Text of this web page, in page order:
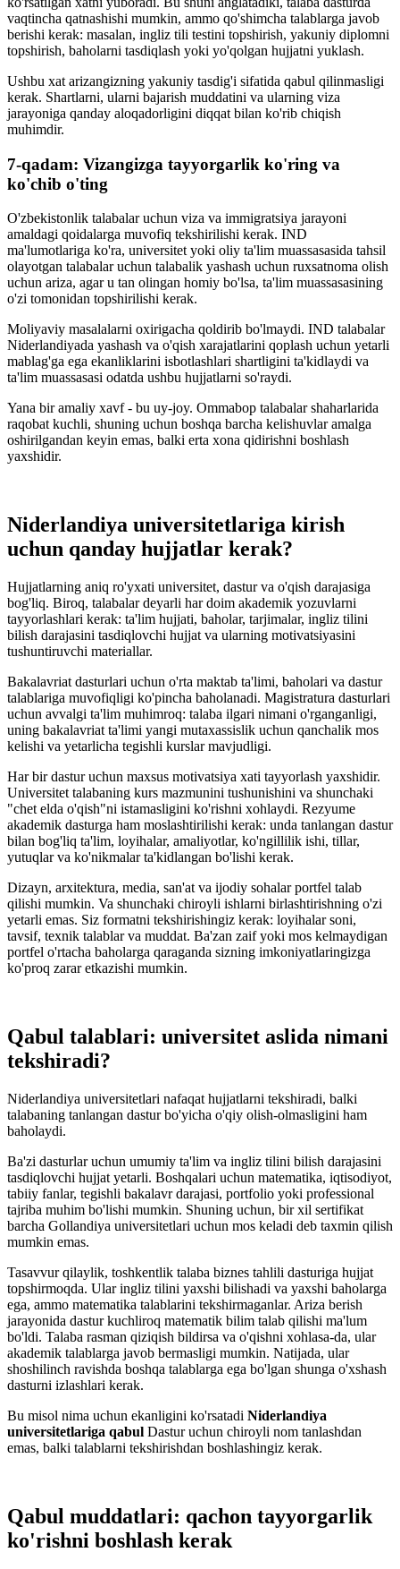
vaqtincha qatnashishi mumkin, ammo qo'shimcha talablarga javob
berishi kerak: masalan, ingliz tili testini topshirish, yakuniy diplomni
topshirish, baholarni tasdiqlash yoki yo'qolgan hujjatni yuklash.
Ushbu xat arizangizning yakuniy tasdig'i sifatida qabul qilinmasligi
kerak. Shartlarni, ularni bajarish muddatini va ularning viza
jarayoniga qanday aloqadorligini diqqat bilan ko'rib chiqish
muhimdir.
7-qadam: Vizangizga tayyorgarlik ko'ring va
ko'chib o'ting
O'zbekistonlik talabalar uchun viza va immigratsiya jarayoni
amaldagi qoidalarga muvofiq tekshirilishi kerak. IND
ma'lumotlariga ko'ra, universitet yoki oliy ta'lim muassasasida tahsil
olayotgan talabalar uchun talabalik yashash uchun ruxsatnoma olish
uchun ariza, agar u tan olingan homiy bo'lsa, ta'lim muassasasining
o'zi tomonidan topshirilishi kerak.
Moliyaviy masalalarni oxirigacha qoldirib bo'lmaydi. IND talabalar
Niderlandiyada yashash va o'qish xarajatlarini qoplash uchun yetarli
mablag'ga ega ekanliklarini isbotlashlari shartligini ta'kidlaydi va
ta'lim muassasasi odatda ushbu hujjatlarni so'raydi.
Yana bir amaliy xavf - bu uy-joy. Ommabop talabalar shaharlarida
raqobat kuchli, shuning uchun boshqa barcha kelishuvlar amalga
oshirilgandan keyin emas, balki erta xona qidirishni boshlash
yaxshidir.
Niderlandiya universitetlariga kirish
uchun qanday hujjatlar kerak?
Hujjatlarning aniq ro'yxati universitet, dastur va o'qish darajasiga
bog'liq. Biroq, talabalar deyarli har doim akademik yozuvlarni
tayyorlashlari kerak: ta'lim hujjati, baholar, tarjimalar, ingliz tilini
bilish darajasini tasdiqlovchi hujjat va ularning motivatsiyasini
tushuntiruvchi materiallar.
Bakalavriat dasturlari uchun o'rta maktab ta'limi, baholari va dastur
talablariga muvofiqligi ko'pincha baholanadi. Magistratura dasturlari
uchun avvalgi ta'lim muhimroq: talaba ilgari nimani o'rganganligi,
uning bakalavriat ta'limi yangi mutaxassislik uchun qanchalik mos
kelishi va yetarlicha tegishli kurslar mavjudligi.
Har bir dastur uchun maxsus motivatsiya xati tayyorlash yaxshidir.
Universitet talabaning kurs mazmunini tushunishini va shunchaki
"chet elda o'qish"ni istamasligini ko'rishni xohlaydi. Rezyume
akademik dasturga ham moslashtirilishi kerak: unda tanlangan dastur
bilan bog'liq ta'lim, loyihalar, amaliyotlar, ko'ngillilik ishi, tillar,
yutuqlar va ko'nikmalar ta'kidlangan bo'lishi kerak.
Dizayn, arxitektura, media, san'at va ijodiy sohalar portfel talab
qilishi mumkin. Va shunchaki chiroyli ishlarni birlashtirishning o'zi
yetarli emas. Siz formatni tekshirishingiz kerak: loyihalar soni,
tavsif, texnik talablar va muddat. Ba'zan zaif yoki mos kelmaydigan
portfel o'rtacha baholarga qaraganda sizning imkoniyatlaringizga
ko'proq zarar etkazishi mumkin.
Qabul talablari: universitet aslida nimani
tekshiradi?
Niderlandiya universitetlari nafaqat hujjatlarni tekshiradi, balki
talabaning tanlangan dastur bo'yicha o'qiy olish-olmasligini ham
baholaydi.
Ba'zi dasturlar uchun umumiy ta'lim va ingliz tilini bilish darajasini
tasdiqlovchi hujjat yetarli. Boshqalari uchun matematika, iqtisodiyot,
tabiiy fanlar, tegishli bakalavr darajasi, portfolio yoki professional
tajriba muhim bo'lishi mumkin. Shuning uchun, bir xil sertifikat
barcha Gollandiya universitetlari uchun mos keladi deb taxmin qilish
mumkin emas.
Tasavvur qilaylik, toshkentlik talaba biznes tahlili dasturiga hujjat
topshirmoqda. Ular ingliz tilini yaxshi bilishadi va yaxshi baholarga
ega, ammo matematika talablarini tekshirmaganlar. Ariza berish
jarayonida dastur kuchliroq matematik bilim talab qilishi ma'lum
bo'ldi. Talaba rasman qiziqish bildirsa va o'qishni xohlasa-da, ular
akademik talablarga javob bermasligi mumkin. Natijada, ular
shoshilinch ravishda boshqa talablarga ega bo'lgan shunga o'xshash
dasturni izlashlari kerak.
Bu misol nima uchun ekanligini ko'rsatadi Niderlandiya
universitetlariga qabul Dastur uchun chiroyli nom tanlashdan
emas, balki talablarni tekshirishdan boshlashingiz kerak.
Qabul muddatlari: qachon tayyorgarlik
ko'rishni boshlash kerak